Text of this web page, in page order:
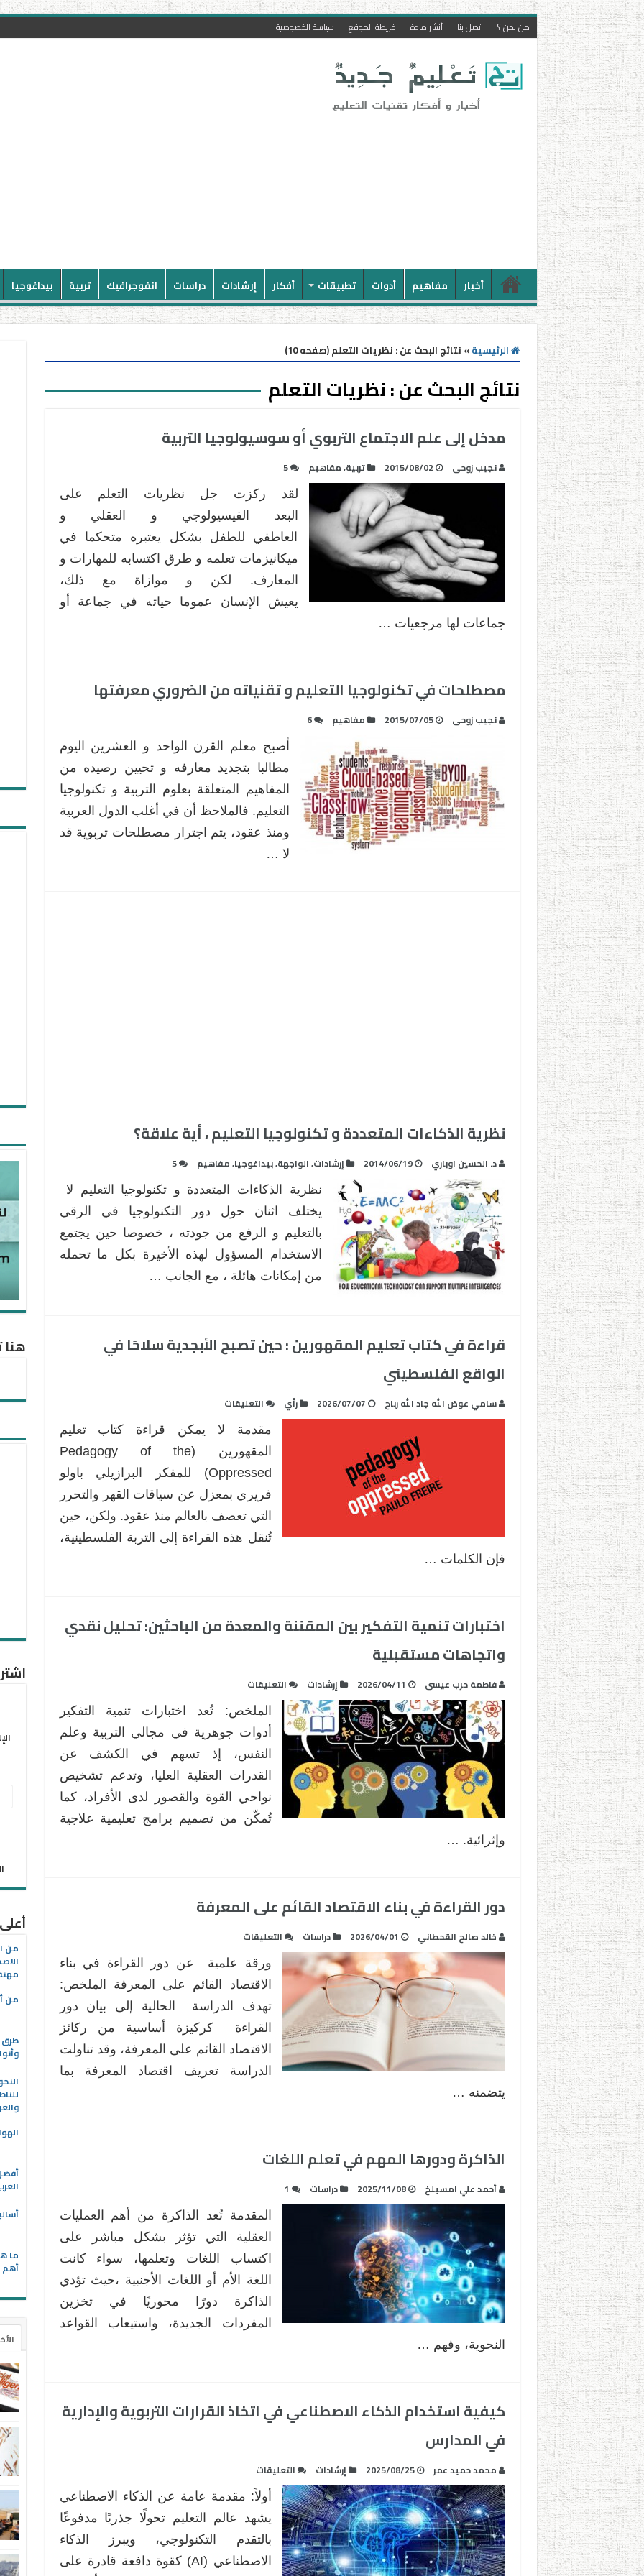
من نحن ؟ اتصل بنا أنشر مادة خريطة الموقع سياسة الخصوصية
أخبار مفاهيم أدوات تطبيقات أفكار إرشادات دراسات انفوجرافيك تربية بيداغوجيا
الرئيسية» نتائج البحث عن : نظريات التعلم (صفحه 10)
نتائج البحث عن :نظريات التعلم
مدخل إلى علم الاجتماع التربوي أو سوسيولوجيا التربية
نجيب زوحى 2015/08/02 تربية,مفاهيم 5
لقد ركزت جل نظريات التعلم على
البعد الفيسيولوجي و العقلي و
العاطفي للطفل بشكل يعتبره متحكما في
ميكانيزمات تعلمه و طرق اكتسابه للمهارات و
المعارف. لكن و موازاة مع ذلك،
يعيش الإنسان عموما حياته في جماعة أو
جماعات لها مرجعيات …
مصطلحات في تكنولوجيا التعليم و تقنياته من الضروري معرفتها
نجيب زوحى 2015/07/05 مفاهيم 6
أصبح معلم القرن الواحد و العشرين اليوم
مطالبا بتجديد معارفه و تحيين رصيده من
المفاهيم المتعلقة بعلوم التربية و تكنولوجيا
التعليم. فالملاحظ أن في أغلب الدول العربية
ومنذ عقود، يتم اجترار مصطلحات تربوية قد
لا …
نظرية الذكاءات المتعددة و تكنولوجيا التعليم ، أية علاقة؟
د. الحسين اوباري 2014/06/19 إرشادات,الواجهة,بيداغوجيا,مفاهيم 5
نظرية الذكاءات المتعددة و تكنولوجيا التعليم لا
يختلف اثنان حول دور التكنولوجيا في الرقي
بالتعليم و الرفع من جودته ، خصوصا حين يجتمع
الاستخدام المسؤول لهذه الأخيرة بكل ما تحمله
من إمكانات هائلة ، مع الجانب …
قراءة في كتاب تعليم المقهورين : حين تصبح الأبجدية سلاحًا في
الواقع الفلسطيني
سامي عوض الله جاد الله رباح 2026/07/07 رأي التعليقات
في
كتاب
تعليم
المقهورين
:
حين
تصبح
الفلسطيني
مغلقة
مقدمة لا يمكن قراءة كتاب تعليم
المقهورين (Pedagogy of the
Oppressed) للمفكر البرازيلي باولو
فريري بمعزل عن سياقات القهر والتحرر
التي تعصف بالعالم منذ عقود. ولكن، حين
تُنقل هذه القراءة إلى التربة الفلسطينية،
فإن الكلمات …
اختبارات تنمية التفكير بين المقننة والمعدة من الباحثين: تحليل نقدي
واتجاهات مستقبلية
فاطمة حرب عيسى 2026/04/11 إرشادات التعليقات
تنمية
التفكير
بين
المقننة
والمعدة
من
الباحثين:
مغلقة
الملخص: تُعد اختبارات تنمية التفكير
أدوات جوهرية في مجالي التربية وعلم
النفس، إذ تسهم في الكشف عن
القدرات العقلية العليا، وتدعم تشخيص
نواحي القوة والقصور لدى الأفراد، كما
تُمكّن من تصميم برامج تعليمية علاجية
وإثرائية. …
دور القراءة في بناء الاقتصاد القائم على المعرفة
خالد صالح القحطاني 2026/04/01 دراسات التعليقات
القراءة
في
بناء
الاقتصاد
القائم
على
المعرفة
ورقة علمية عن دور القراءة في بناء
الاقتصاد القائم على المعرفة الملخص:
تهدف الدراسة الحالية إلى بيان دور
القراءة كركيزة أساسية من ركائز
الاقتصاد القائم على المعرفة، وقد تناولت
الدراسة تعريف اقتصاد المعرفة بما
يتضمنه …
الذاكرة ودورها المهم في تعلم اللغات
أحمد علي امسيلخ 2025/11/08 دراسات 1
المقدمة تُعد الذاكرة من أهم العمليات
العقلية التي تؤثر بشكل مباشر على
اكتساب اللغات وتعلمها، سواء كانت
اللغة الأم أو اللغات الأجنبية ،حيث تؤدي
الذاكرة دورًا محوريًا في تخزين
المفردات الجديدة، واستيعاب القواعد
النحوية، وفهم …
كيفية استخدام الذكاء الاصطناعي في اتخاذ القرارات التربوية والإدارية
في المدارس
محمد حميد عمر 2025/08/25 إرشادات التعليقات
كيفية
استخدام
الذكاء
الاصطناعي
اتخاذ
أولاً: مقدمة عامة عن الذكاء الاصطناعي
يشهد عالم التعليم تحولًا جذريًا مدفوعًا
بالتقدم التكنولوجي، ويبرز الذكاء
الاصطناعي (AI) كقوة دافعة قادرة على
هنا
من
من
طرق
ما
أهم